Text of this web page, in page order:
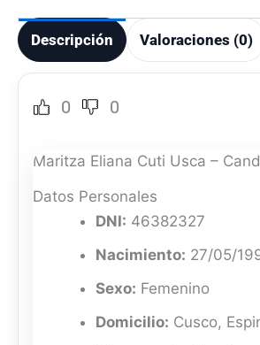
Descripción Valoraciones (0)
0 0
Maritza Eliana Cuti Usca –
Datos Personales
DNI: 46382327
Nacimiento: 27/05/
Sexo: Femenino
Domicilio: Cusco,